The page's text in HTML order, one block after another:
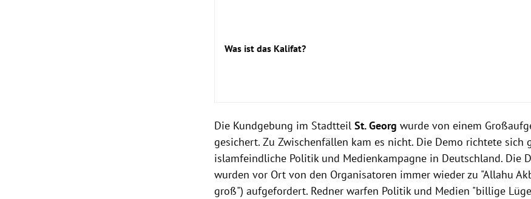
Was ist das Kalifat?
Die Kundgebung im StadtteilSt. Georg wurde von einem
gesichert. Zu Zwischenfällen kam es nicht. Die Demo richtete sich
islamfeindliche Politik und Medienkampagne in Deutschland. Die
wurden vor Ort von den Organisatoren immer wieder zu "Allahu
groß") aufgefordert. Redner warfen Politik und Medien "billige